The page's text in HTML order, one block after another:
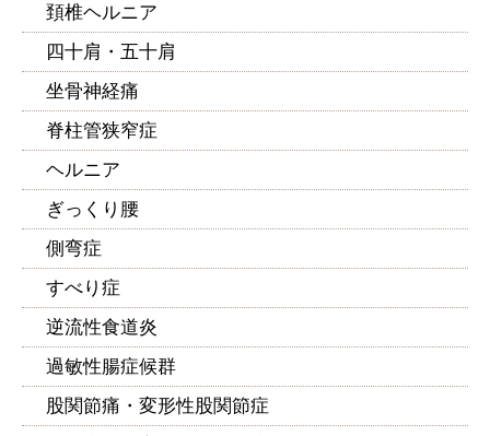
頚椎ヘルニア
四十肩・五十肩
坐骨神経痛
脊柱管狭窄症
ヘルニア
ぎっくり腰
側弯症
すべり症
逆流性食道炎
過敏性腸症候群
股関節痛・変形性股関節症